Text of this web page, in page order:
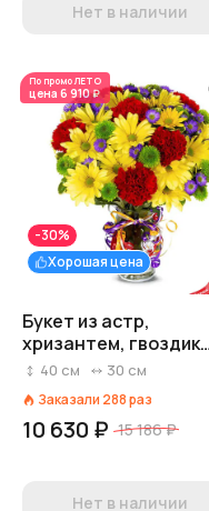
Нет в наличии
По промоЛЕТО
цена 6 910 ₽
Хорошая цена
-30%
Букет из астр,
хризантем, гвоздик
«Александра»
40 см 30 см
Заказали 288раз
10 630 ₽ 15 186 ₽
Нет в наличии